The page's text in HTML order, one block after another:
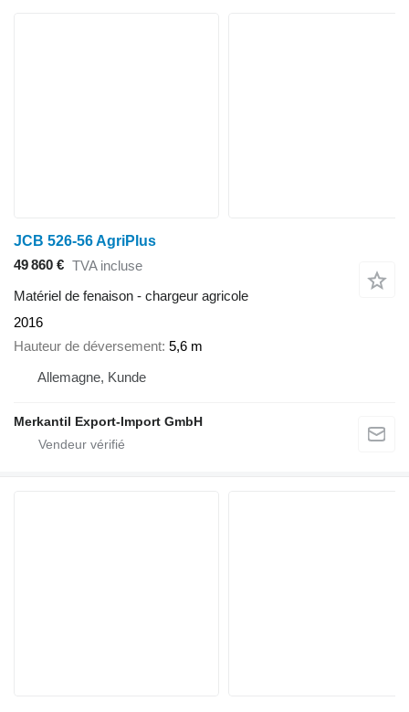
JCB 526-56 AgriPlus
49 860 € TVA incluse
Matériel de fenaison - chargeur agricole
2016
Hauteur de déversement 5,6 m
Allemagne, Kunde
Merkantil Export-Import GmbH